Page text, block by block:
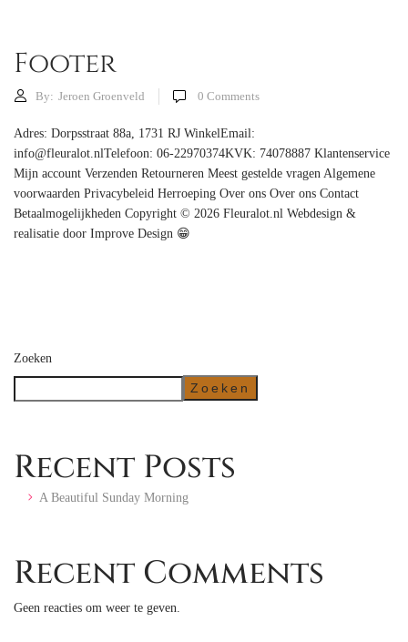
Zoeken
Zoeken
Recent Posts
A Beautiful Sunday Morning
Recent Comments
Geen reacties om weer te geven.
Footer
By: Jeroen Groenveld 0 Comments
Adres: Dorpsstraat 88a, 1731 RJ WinkelEmail:
info@fleuralot.nlTelefoon: 06-22970374KVK: 74078887 Klantenservice
Mijn account Verzenden Retourneren Meest gestelde vragen Algemene
voorwaarden Privacybeleid Herroeping Over ons Over ons Contact
Betaalmogelijkheden Copyright © 2026 Fleuralot.nl Webdesign &
realisatie door Improve Design 😁